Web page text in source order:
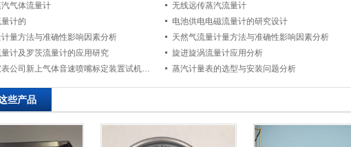
气体流量计
无线远传蒸汽流量计
计的
电池供电电磁流量计的研究设计
量方法与准确性影响因素分析
天然气流量计量方法与准确性影响因素分析
计及罗茨流量计的应用研究
旋进旋涡流量计应用分析
江苏奥科仪表公司新上气体音速喷嘴标定装置试机成功
蒸汽计量表的选型与安装问题分析
些产品